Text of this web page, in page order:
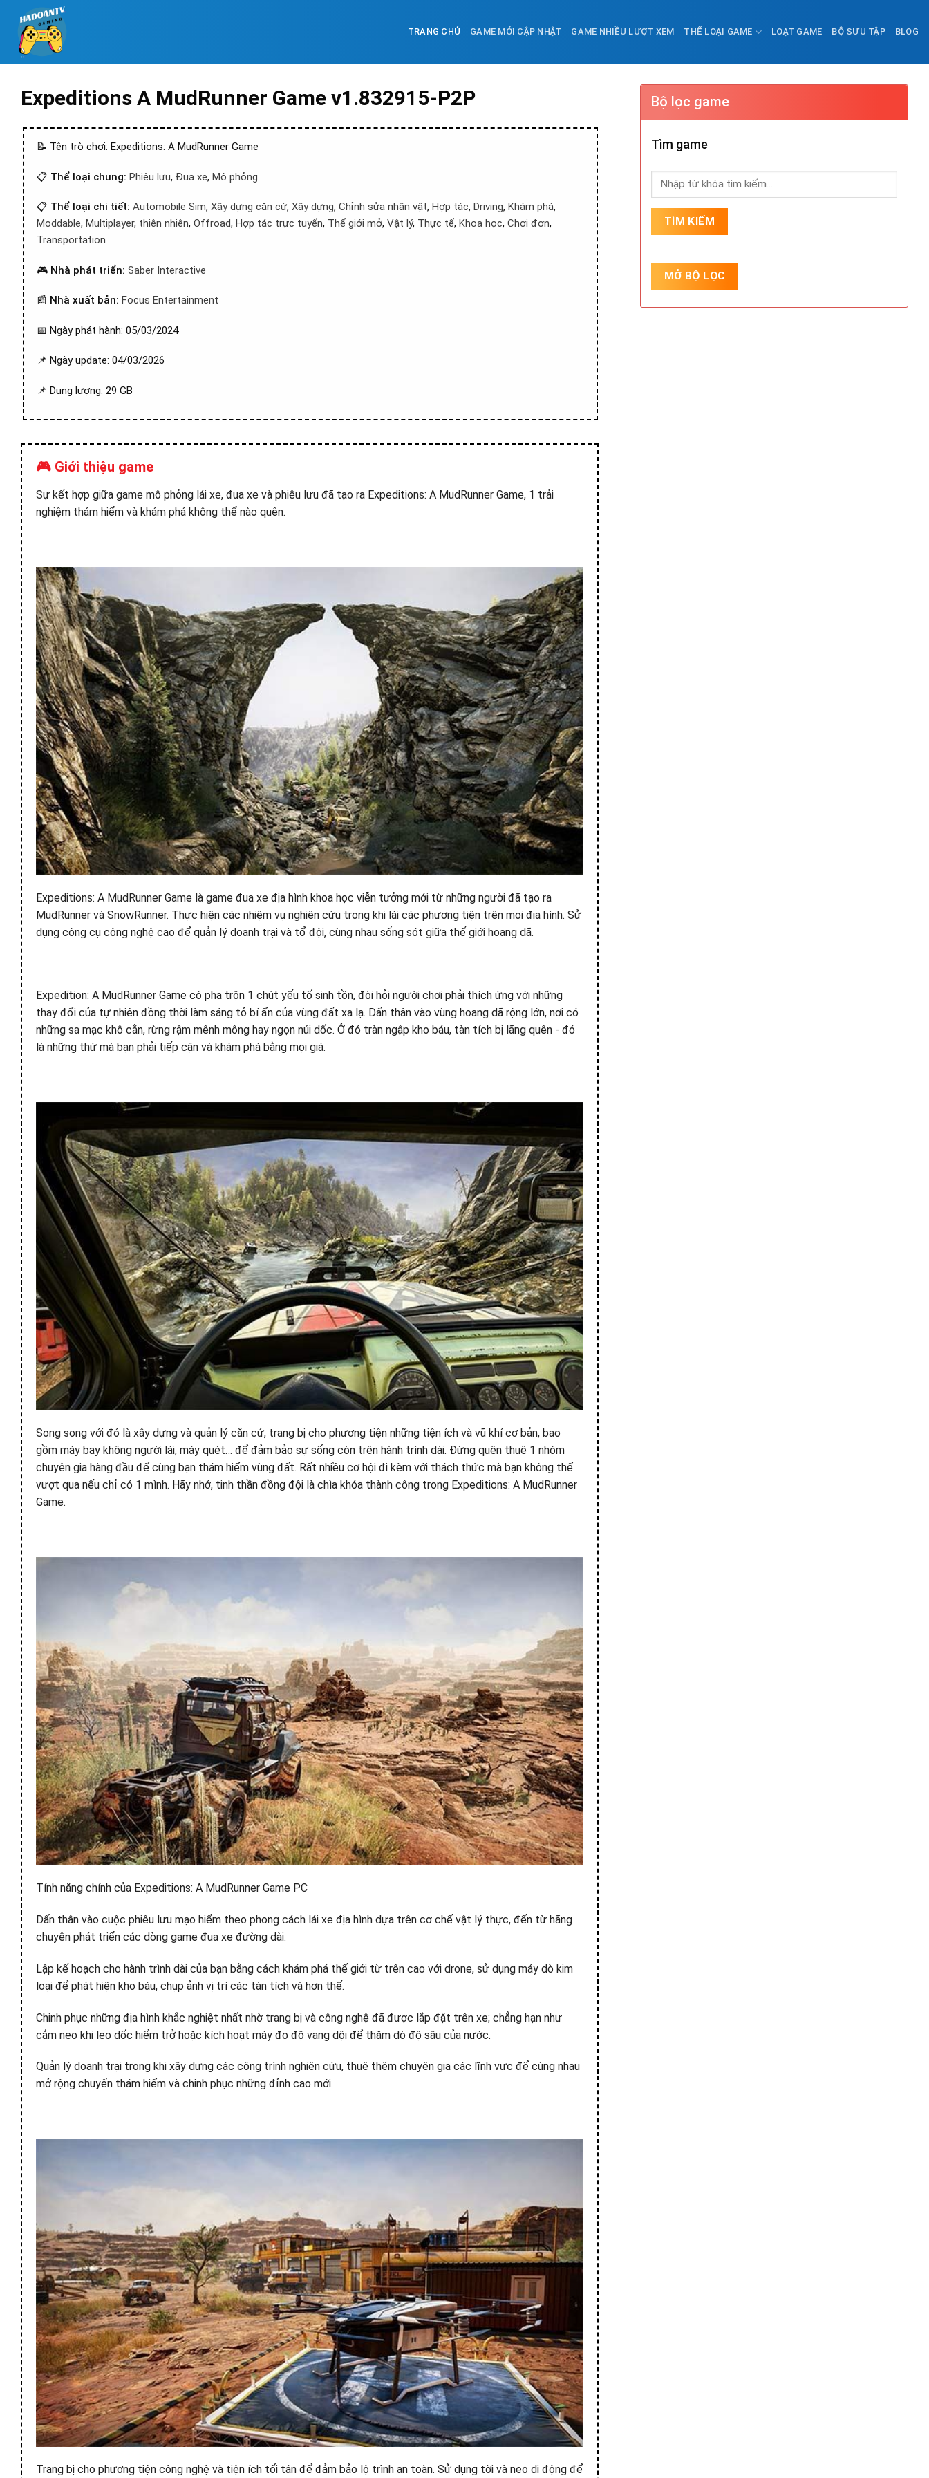
TRANG CHỦ GAME MỚI CẬP NHẬT GAME NHIỀU LƯỢT XEM THỂ LOẠI GAME LOẠT GAME BỘ SƯU TẬP BLOG
Expeditions A MudRunner Game v1.832915-P2P
📝 Tên trò chơi: Expeditions: A MudRunner Game
📋 Thể loại chung: Phiêu lưu, Đua xe, Mô phỏng
📋 Thể loại chi tiết: Automobile Sim, Xây dựng căn cứ, Xây dựng, Chỉnh sửa nhân vật, Hợp tác, Driving, Khám phá,
Moddable, Multiplayer, thiên nhiên, Offroad, Hợp tác trực tuyến, Thế giới mở, Vật lý, Thực tế, Khoa học, Chơi đơn,
Transportation
🎮 Nhà phát triển: Saber Interactive
📰 Nhà xuất bản: Focus Entertainment
📅 Ngày phát hành: 05/03/2024
📌 Ngày update: 04/03/2026
📌 Dung lượng: 29 GB
🎮 Giới thiệu game
Sự kết hợp giữa game mô phỏng lái xe, đua xe và phiêu lưu đã tạo ra Expeditions: A MudRunner Game, 1 trải
nghiệm thám hiểm và khám phá không thể nào quên.
Expeditions: A MudRunner Game là game đua xe địa hình khoa học viễn tưởng mới từ những người đã tạo ra
MudRunner và SnowRunner. Thực hiện các nhiệm vụ nghiên cứu trong khi lái các phương tiện trên mọi địa hình. Sử
dụng công cụ công nghệ cao để quản lý doanh trại và tổ đội, cùng nhau sống sót giữa thế giới hoang dã.
Expedition: A MudRunner Game có pha trộn 1 chút yếu tố sinh tồn, đòi hỏi người chơi phải thích ứng với những
thay đổi của tự nhiên đồng thời làm sáng tỏ bí ẩn của vùng đất xa lạ. Dấn thân vào vùng hoang dã rộng lớn, nơi có
những sa mạc khô cằn, rừng rậm mênh mông hay ngọn núi dốc. Ở đó tràn ngập kho báu, tàn tích bị lãng quên - đó
là những thứ mà bạn phải tiếp cận và khám phá bằng mọi giá.
Song song với đó là xây dựng và quản lý căn cứ, trang bị cho phương tiện những tiện ích và vũ khí cơ bản, bao
gồm máy bay không người lái, máy quét… để đảm bảo sự sống còn trên hành trình dài. Đừng quên thuê 1 nhóm
chuyên gia hàng đầu để cùng bạn thám hiểm vùng đất. Rất nhiều cơ hội đi kèm với thách thức mà bạn không thể
vượt qua nếu chỉ có 1 mình. Hãy nhớ, tinh thần đồng đội là chìa khóa thành công trong Expeditions: A MudRunner
Game.
Tính năng chính của Expeditions: A MudRunner Game PC
Dấn thân vào cuộc phiêu lưu mạo hiểm theo phong cách lái xe địa hình dựa trên cơ chế vật lý thực, đến từ hãng
chuyên phát triển các dòng game đua xe đường dài.
Lập kế hoạch cho hành trình dài của bạn bằng cách khám phá thế giới từ trên cao với drone, sử dụng máy dò kim
loại để phát hiện kho báu, chụp ảnh vị trí các tàn tích và hơn thế.
Chinh phục những địa hình khắc nghiệt nhất nhờ trang bị và công nghệ đã được lắp đặt trên xe; chẳng hạn như
cắm neo khi leo dốc hiểm trở hoặc kích hoạt máy đo độ vang dội để thăm dò độ sâu của nước.
Quản lý doanh trại trong khi xây dựng các công trình nghiên cứu, thuê thêm chuyên gia các lĩnh vực để cùng nhau
mở rộng chuyến thám hiểm và chinh phục những đỉnh cao mới.
Trang bị cho phương tiện công nghệ và tiện ích tối tân để đảm bảo lộ trình an toàn. Sử dụng tời và neo di động để
Bộ lọc game
Tìm game